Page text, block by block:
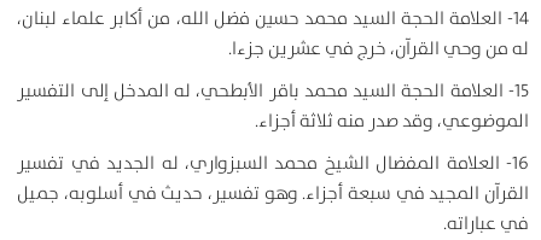
14- العلامة الحجة السيد محمد حسين فضل الله، من أكابر علماء لبنان،
له من وحي القرآن، خرج في عشرين جزءا.
15- العلامة الحجة السيد محمد باقر الأبطحي، له المدخل إلى التفسير
الموضوعي، وقد صدر منه ثلاثة أجزاء.
16- العلامة المفضال الشيخ محمد السبزواري، له الجديد في تفسير
القرآن المجيد في سبعة أجزاء. وهو تفسير، حديث في أسلوبه، جميل
في عباراته.